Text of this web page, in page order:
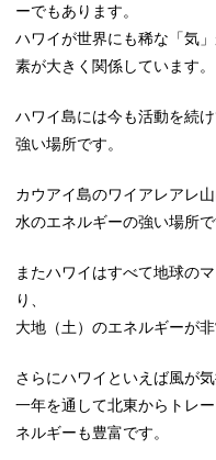
ーでもあります。
ハワイが世界にも稀な「気
素が大きく関係しています。
ハワイ島には今も活動を続
強い場所です。
カウアイ島のワイアレアレ
水のエネルギーの強い場所で
またハワイはすべて地球の
り、
大地（土）のエネルギーが非
さらにハワイといえば風が
一年を通して北東からトレ
ネルギーも豊富です。